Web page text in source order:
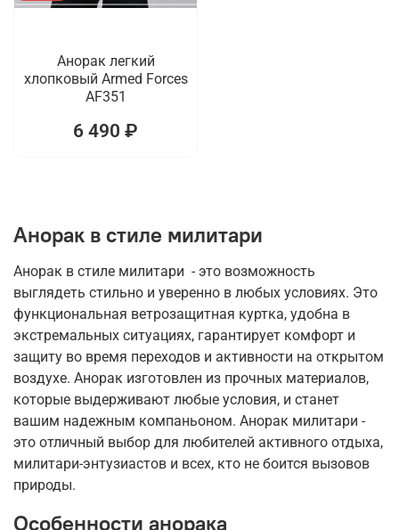
Анорак легкий
хлопковый Armed Forces
AF351
6 490 ₽
Анорак в стиле милитари
Анорак в стиле милитари - это возможность
выглядеть стильно и уверенно в любых условиях. Это
функциональная ветрозащитная куртка, удобна в
экстремальных ситуациях, гарантирует комфорт и
защиту во время переходов и активности на открытом
воздухе. Анорак изготовлен из прочных материалов,
которые выдерживают любые условия, и станет
вашим надежным компаньоном. Анорак милитари -
это отличный выбор для любителей активного отдыха,
милитари-энтузиастов и всех, кто не боится вызовов
природы.
Особенности анорака